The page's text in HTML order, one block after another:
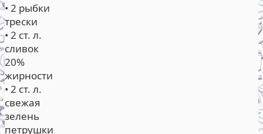
• 2 рыбки
трески
• 2 ст. л.
сливок
20%
жирности
• 2 ст. л.
свежая
зелень
петрушки